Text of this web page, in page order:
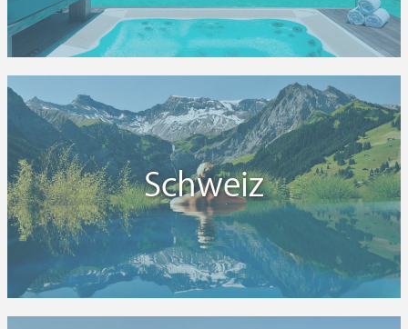
Schweiz